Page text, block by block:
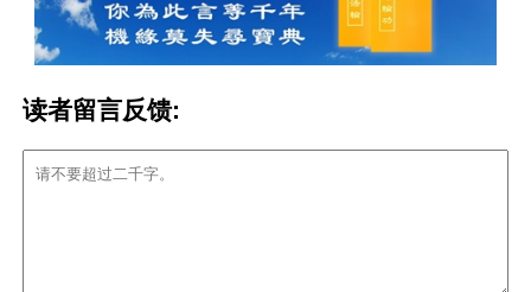
读者留言反馈: